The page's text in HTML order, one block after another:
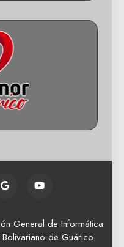
General de Informática
de Guárico.